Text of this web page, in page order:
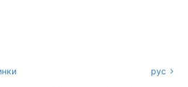
рус